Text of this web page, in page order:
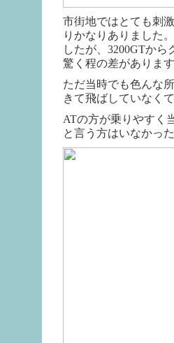
市街地ではとても刺
りかなりありました
したが、3200GTか
驚く程の差がありま
ただ当時でも色んな
きて飛ばしていなく
ATの方が乗りやすく
と言う方はいなかっ